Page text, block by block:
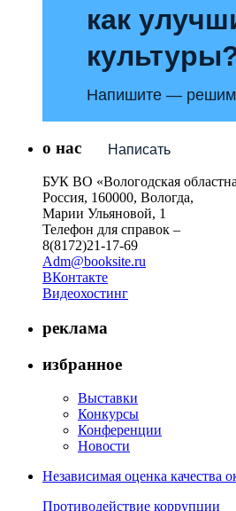
как
Напишите —
Написать
о нас
БУК ВО «Вологодская
Россия, 160000, Вологда,
Марии Ульяновой, 1
Телефон для справок –
8(8172)21-17-69
Adm@booksite.ru
ВКонтакте
Видеохостинг
реклама
избранное
Выставки
Конкурсы
Конференции
Новости
Независимая оценка качества
Противодействие коррупции